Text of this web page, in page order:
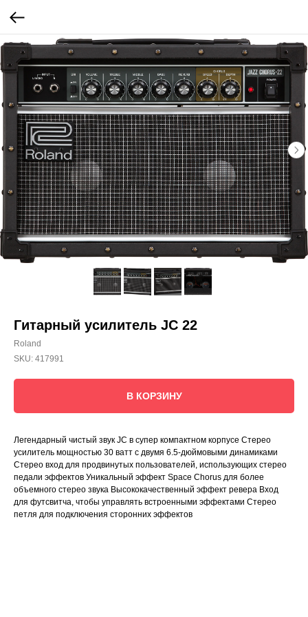
Гитарный усилитель JC 22
Roland
SKU: 417991
В КОРЗИНУ
Легендарный чистый звук JC в супер компактном корпусе Стерео
усилитель мощностью 30 ватт с двумя 6.5-дюймовыми динамиками
Стерео вход для продвинутых пользователей, использующих стерео
педали эффектов Уникальный эффект Space Chorus для более
объемного стерео звука Высококачественный эффект ревера Вход
для футсвитча, чтобы управлять встроенными эффектами Стерео
петля для подключения сторонних эффектов